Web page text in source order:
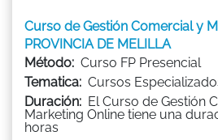
Curso de Gestión Comercial y
PROVINCIA DE MELILLA
Método: Curso FP Presencial
Tematica: Cursos
Duración: El Curso de Gestión
Marketing Online tiene una
horas